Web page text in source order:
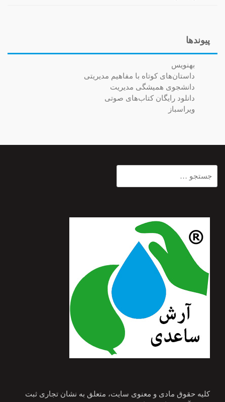
پیوندها
بهنویس
داستان‌های کوتاه با مفاهیم مدیریتی
دانشجوی همیشگی مدیریت
دانلود رایگان کتاب‌های صوتی
ویراسباز
برای:
کلیه حقوق مادی و معنوی سایت، متعلق به نشان تجاری ثبت